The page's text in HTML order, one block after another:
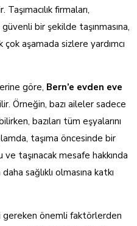
firmaları,
bir şekilde taşınmasına,
aşamada sizlere yardımcı
göre, Bern’e evden eve
Örneğin, bazı aileler sadece
bazıları tüm eşyalarını
taşıma öncesinde bir
ve taşınacak mesafe hakkında
sağlıklı olmasına katkı
gereken önemli faktörlerden